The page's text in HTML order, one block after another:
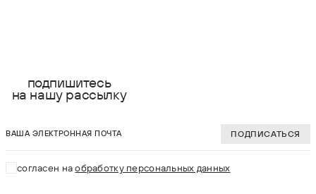
S
подпишитесь
на нашу рассылку
ПОДПИСАТЬСЯ
согласен наобработку персональных данных